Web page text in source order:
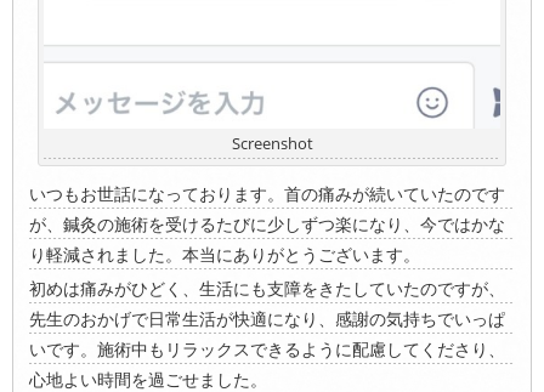
Screenshot
いつもお世話になっております。首の痛みが続いていたのです
が、鍼灸の施術を受けるたびに少しずつ楽になり、今ではかな
り軽減されました。本当にありがとうございます。
初めは痛みがひどく、生活にも支障をきたしていたのですが、
先生のおかげで日常生活が快適になり、感謝の気持ちでいっぱ
いです。施術中もリラックスできるように配慮してくださり、
心地よい時間を過ごせました。